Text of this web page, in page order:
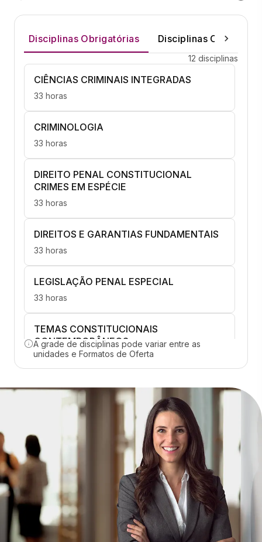
Disciplinas Obrigatórias Disciplinas Optativas
12 disciplinas
CIÊNCIAS CRIMINAIS INTEGRADAS
33 horas
CRIMINOLOGIA
33 horas
DIREITO PENAL CONSTITUCIONAL
CRIMES EM ESPÉCIE
33 horas
DIREITOS E GARANTIAS FUNDAMENTAIS
33 horas
LEGISLAÇÃO PENAL ESPECIAL
33 horas
TEMAS CONSTITUCIONAIS
CONTEMPORÂNEOS
33 horas
JUSTIÇA PENAL CONSENSUAL
NOVAS TENDÊNCIAS EM DIREITO PENAL
33 horas
PRÁTICA DO PROCESSO ELETRÔNICO
33 horas
PRÁTICA DO PROCESSO PENAL
A grade de disciplinas pode variar entre as
unidades e Formatos de Oferta